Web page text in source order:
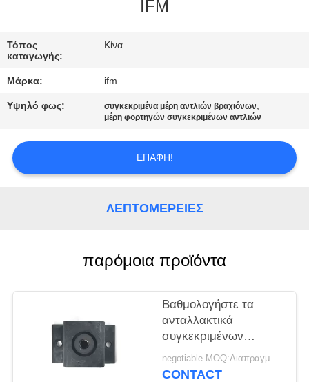
ΈΛΕΓΧΟΣ
ΜΑΖΊ
ΜΑΣ
ΖΗΤΉΣΤΕ
SITEMAP
PRIVACY
POLICY
IFM
Τόπος
καταγωγής:
Κίνα
Μάρκα: ifm
Υψηλό φως: συγκεκριμένα μέρη αντλιών βραχιόνων,
μέρη φορτηγών συγκεκριμένων αντλιών
ΕΠΑΦΉ!
ΛΕΠΤΟΜΈΡΕΙΕΣ
παρόμοια προϊόντα
Βαθμολογήστε τα
ανταλλακτικά
συγκεκριμένων
αντλιών/τον αντίκτυπο
φραγμών απόσβεσης -
negotiable MOQ:Διαπραγματεύσιμο
CONTACT